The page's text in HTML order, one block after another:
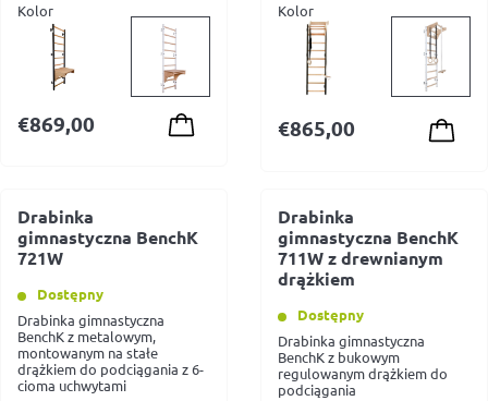
Kolor
€869,00
Kolor
€865,00
Drabinka
gimnastyczna BenchK
721W
Dostępny
Drabinka gimnastyczna
BenchK z metalowym,
montowanym na stałe
drążkiem do podciągania z 6-
cioma uchwytami
Drabinka
gimnastyczna BenchK
711W z drewnianym
drążkiem
Dostępny
Drabinka gimnastyczna
BenchK z bukowym
regulowanym drążkiem do
podciągania